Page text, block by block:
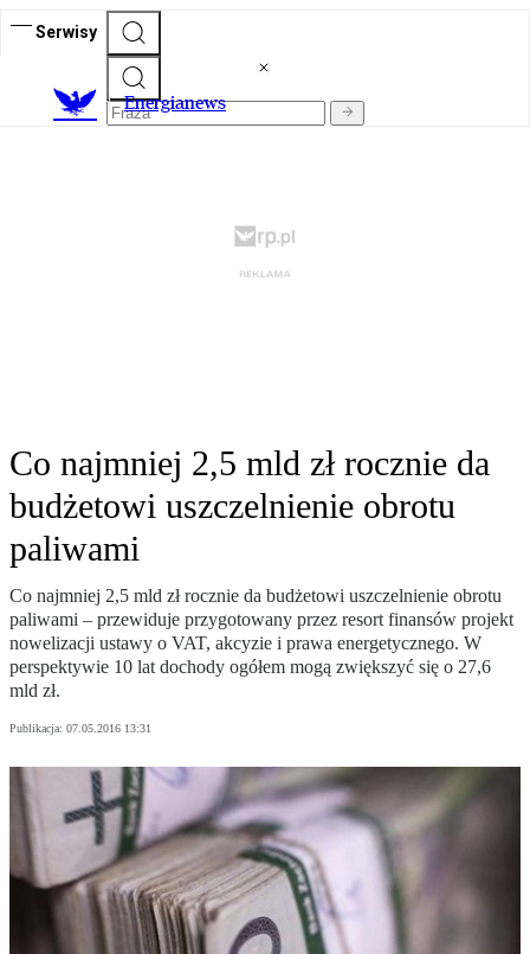
Serwisy
Energianews
Co najmniej 2,5 mld zł rocznie da
budżetowi uszczelnienie obrotu
paliwami
Co najmniej 2,5 mld zł rocznie da budżetowi uszczelnienie obrotu
paliwami – przewiduje przygotowany przez resort finansów projekt
nowelizacji ustawy o VAT, akcyzie i prawa energetycznego. W
perspektywie 10 lat dochody ogółem mogą zwiększyć się o 27,6
mld zł.
Publikacja: 07.05.2016 13:31